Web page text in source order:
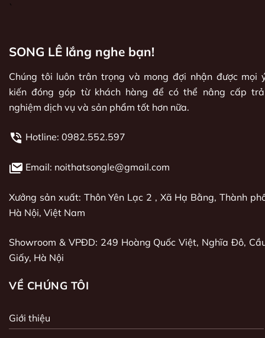
`
SONG LÊ lắng nghe bạn!
Chúng tôi luôn trân trọng và mong đợi nhận được mọi
kiến đóng góp từ khách hàng để có thể nâng cấp
nghiệm dịch vụ và sản phẩm tốt hơn nữa.
Hotline: 0982.552.597
Email: noithatsongle@gmail.com
Xưởng sản xuất: Thôn Yên Lạc 2 , Xã Hạ Bằng, Thành
Hà Nội, Việt Nam
Showroom & VPĐD: 249 Hoàng Quốc Việt, Nghĩa Đô,
Giấy, Hà Nội
VỀ CHÚNG TÔI
Giới thiệu